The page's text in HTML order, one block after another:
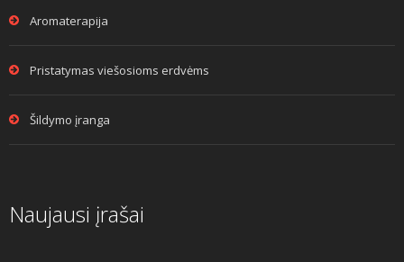
Aromaterapija
Pristatymas viešosioms erdvėms
Šildymo įranga
Naujausi įrašai